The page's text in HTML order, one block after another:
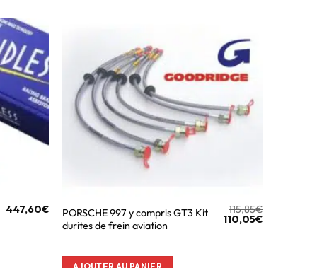
447,60€
PORSCHE 997 y compris GT3 Kit
durites de frein aviation
115,85€
110,05€